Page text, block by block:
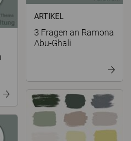
ARTIKEL
3 Fragen an Ramona
Abu-Ghali